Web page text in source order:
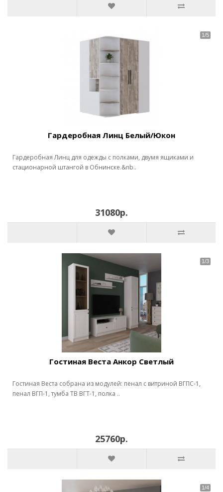
Гардеробная Линц Белый/Юкон
Гардеробная Линц для одежды с полками, двумя ящиками и
стационарной штангой в Обнинске.&nb..
31080р.
Гостиная Веста Анкор Светлый
Гостиная Веста собрана из модулей: пенал с витриной ВГПС-1,
пенал ВГП-1, тумба ТВ ВГТ-1, полка ..
25760р.